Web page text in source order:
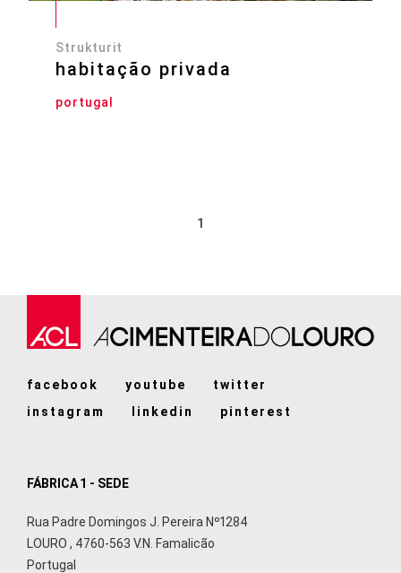
Strukturit
habitação privada
portugal
1
facebook youtube
twitter
instagram
linkedin pinterest
FÁBRICA 1 - SEDE
Rua Padre Domingos J. Pereira Nº1284
LOURO , 4760-563 V.N. Famalicão
Portugal